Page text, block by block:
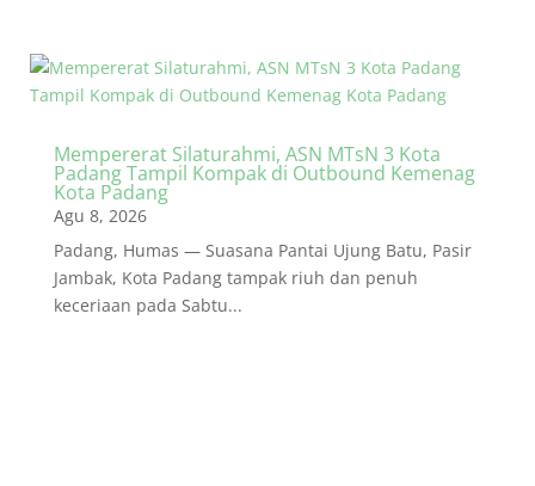
Mempererat Silaturahmi, ASN MTsN 3 Kota
Padang Tampil Kompak di Outbound Kemenag
Kota Padang
Agu 8, 2026
Padang, Humas — Suasana Pantai Ujung Batu, Pasir
Jambak, Kota Padang tampak riuh dan penuh
keceriaan pada Sabtu...